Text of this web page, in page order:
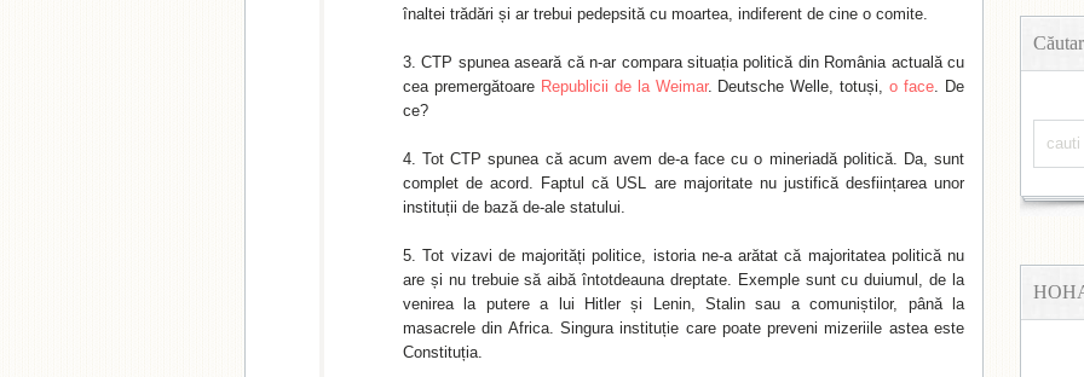
înaltei trădări și ar trebui pedepsită cu moartea, indiferent de cine o comite.
CTP spunea aseară că n-ar compara situația politică din România actuală cu
cea premergătoare Republicii de la Weimar. Deutsche Welle, totuși,o face. De
ce?
Tot CTP spunea că acum avem de-a face cu o mineriadă politică. Da, sunt
complet de acord. Faptul că USL are majoritate nu justifică desființarea unor
instituții de bază de-ale statului.
Tot vizavi de majorități politice, istoria ne-a arătat că majoritatea politică nu
are și nu trebuie să aibă întotdeauna dreptate. Exemple sunt cu duiumul, de la
venirea la putere a lui Hitler și Lenin, Stalin sau a comuniștilor, până la
masacrele din Africa. Singura instituție care poate preveni mizeriile astea este
Constituția.